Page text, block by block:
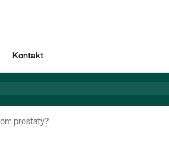
Kontakt
prostaty?